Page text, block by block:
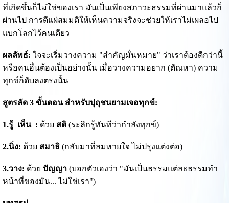
ที่เกิดขึ้นก็ไม่ใช่ของเรา มันเป็นเพียงสภาวะธรรมที่ผ่านมาแล้วก็
ผ่านไป การตีแผ่สมมติให้เห็นความจริงจะช่วยให้เราไม่เผลอไป
แบกโลกไว้คนเดียว
ผลลัพธ์: ใจจะเริ่มวางความ "สำคัญมั่นหมาย" ว่าเราต้องดีกว่านี้
หรือคนอื่นต้องเป็นอย่างนั้น เมื่อวางความอยาก (ตัณหา) ความ
ทุกข์ก็ดับลงตรงนั้น
สูตรลัด 3 ขั้นตอน สำหรับปุถุชนยามเจอทุกข์:
1.รู้ เห็น : ด้วย สติ(ระลึกรู้ทันทีว่ากำลังทุกข์)
2.นิ่ง: ด้วย สมาธิ(กลับมาที่ลมหายใจ ไม่ปรุงแต่งต่อ)
3.วาง: ด้วย ปัญญา(บอกตัวเองว่า "มันเป็นธรรมแต่ละธรรมทำ
หน้าที่ของมัน... ไม่ใช่เรา")